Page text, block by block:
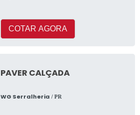
COTAR AGORA
PAVER CALÇADA
WG Serralheria / PR